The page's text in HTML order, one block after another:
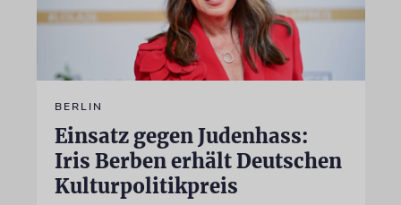
BERLIN
Einsatz gegen Judenhass:
Iris Berben erhält Deutschen
Kulturpolitikpreis